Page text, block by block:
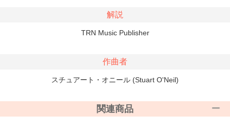
解説
TRN Music Publisher
作曲者
スチュアート・オニール (Stuart O'Neil)
関連商品